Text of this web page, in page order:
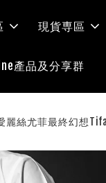
現貨専區
產品及分享群
絲尤菲最終幻想